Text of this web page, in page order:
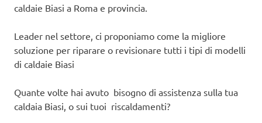
caldaie Biasi a Roma e provincia.
Leader nel settore, ci proponiamo come la migliore
soluzione per riparare o revisionare tutti i tipi di modelli
di caldaie Biasi
Quante volte hai avuto bisogno di assistenza sulla tua
caldaia Biasi, o sui tuoi riscaldamenti?